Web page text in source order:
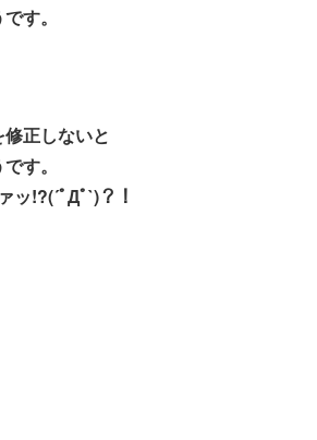
す。
正しないと
す。
!?(´ﾟДﾟ`)？！